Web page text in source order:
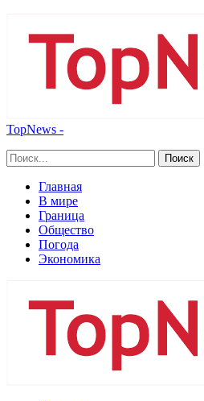
TopNews -
Главная
В мире
Граница
Общество
Погода
Экономика